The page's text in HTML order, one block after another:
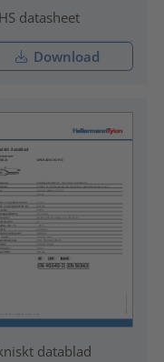
datasheet
Download
datablad